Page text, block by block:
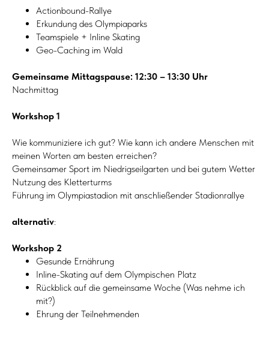
Actionbound-Rallye
Erkundung des Olympiaparks
Teamspiele + Inline Skating
Geo-Caching im Wald
Gemeinsame Mittagspause: 12:30 – 13:30 Uhr
Nachmittag
Workshop 1
Wie kommuniziere ich gut? Wie kann ich andere Menschen mit
meinen Worten am besten erreichen?
Gemeinsamer Sport im Niedrigseilgarten und bei gutem Wetter
Nutzung des Kletterturms
Führung im Olympiastadion mit anschließender Stadionrallye
alternativ:
Workshop 2
Gesunde Ernährung
Inline-Skating auf dem Olympischen Platz
Rückblick auf die gemeinsame Woche (Was nehme ich
mit?)
Ehrung der Teilnehmenden